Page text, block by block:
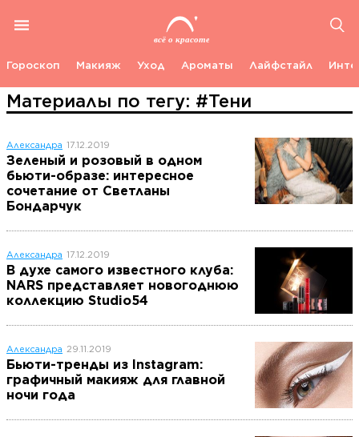
Гороскоп Макияж Уход Ароматы Лайфстайл
Материалы по тегу: #Тени
Александра 17.12.2019
Зеленый и розовый в одном
бьюти-образе: интересное
сочетание от Светланы
Бондарчук
Александра 17.12.2019
В духе самого известного клуба:
NARS представляет новогоднюю
коллекцию Studio54
Александра 29.11.2019
Бьюти-тренды из Instagram:
графичный макияж для главной
ночи года